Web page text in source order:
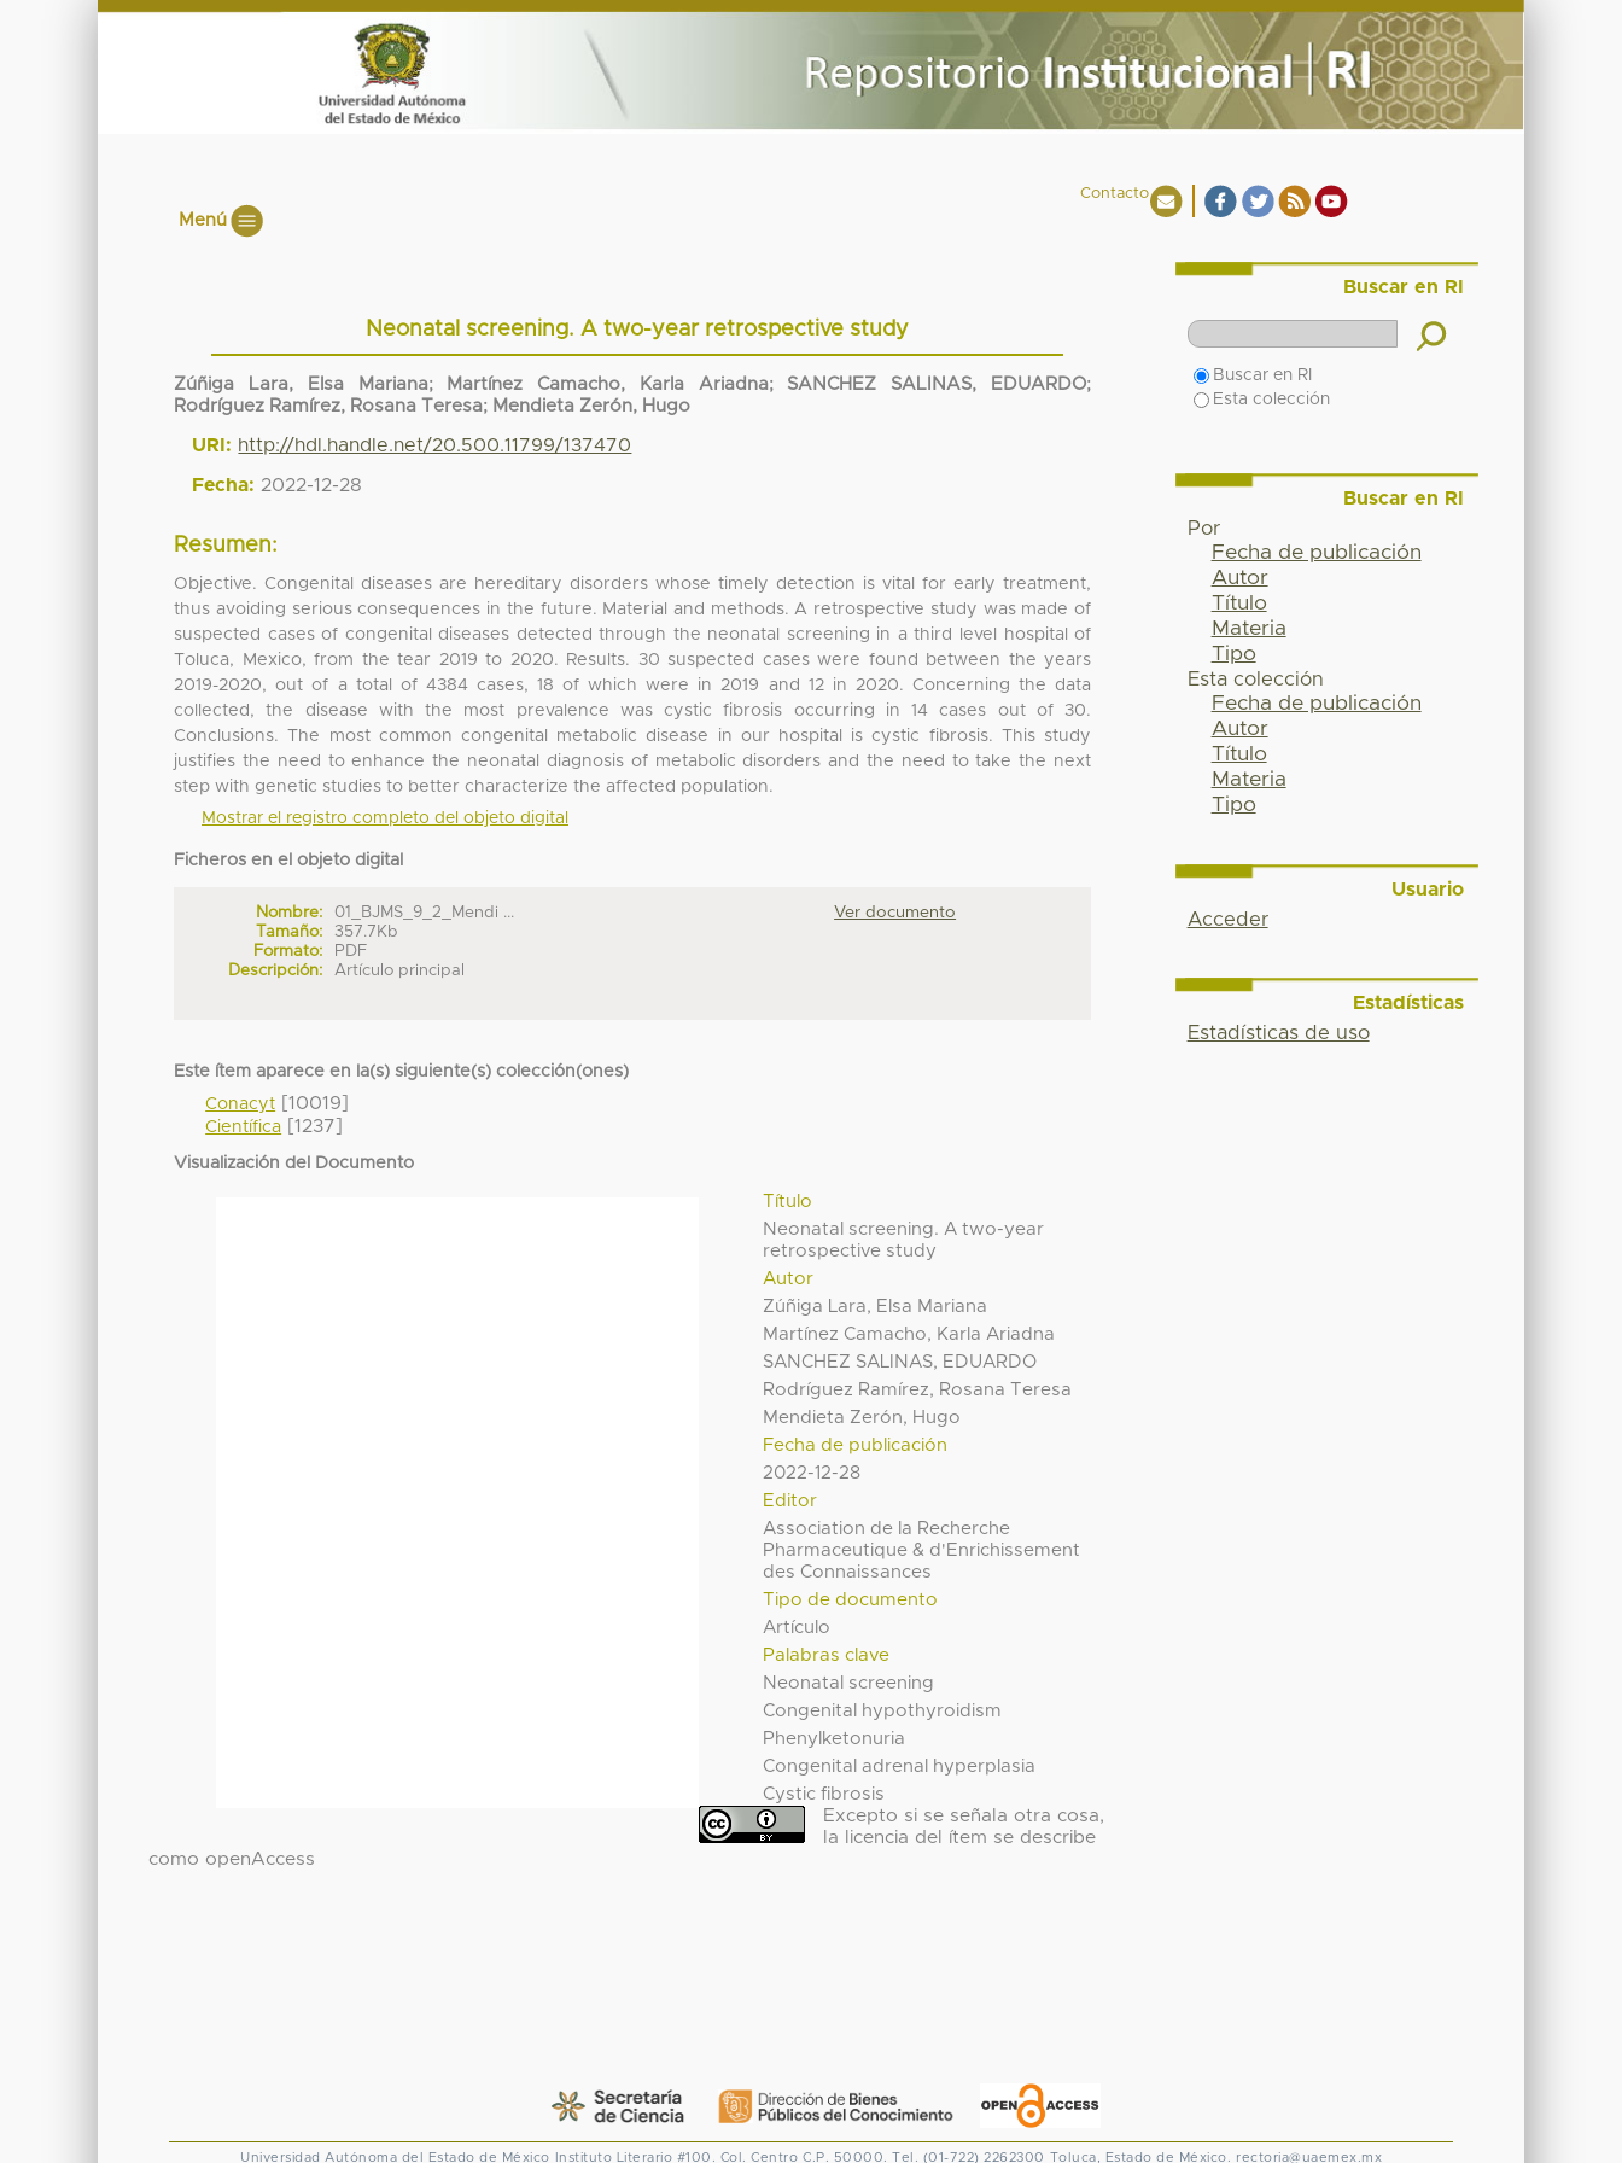
Contacto
Menú
Neonatal screening. A two-year retrospective study
Zúñiga Lara, Elsa Mariana; Martínez Camacho, Karla Ariadna; SANCHEZ SALINAS, EDUARDO;
Rodríguez Ramírez, Rosana Teresa; Mendieta Zerón, Hugo
URI: http://hdl.handle.net/20.500.11799/137470
Fecha: 2022-12-28
Resumen:
Objective. Congenital diseases are hereditary disorders whose timely detection is vital for early treatment,
thus avoiding serious consequences in the future. Material and methods. A retrospective study was made of
suspected cases of congenital diseases detected through the neonatal screening in a third level hospital of
Toluca, Mexico, from the tear 2019 to 2020. Results. 30 suspected cases were found between the years
2019-2020, out of a total of 4384 cases, 18 of which were in 2019 and 12 in 2020. Concerning the data
collected, the disease with the most prevalence was cystic fibrosis occurring in 14 cases out of 30.
Conclusions. The most common congenital metabolic disease in our hospital is cystic fibrosis. This study
justifies the need to enhance the neonatal diagnosis of metabolic disorders and the need to take the next
step with genetic studies to better characterize the affected population.
Mostrar el registro completo del objeto digital
Ficheros en el objeto digital
Nombre:
01_BJMS_9_2_Mendi ...
Tamaño:
357.7Kb
Formato:
PDF
Descripción:
Artículo principal
Ver documento
Este ítem aparece en la(s) siguiente(s) colección(ones)
Conacyt [10019]
Científica [1237]
Visualización del Documento
Título
Neonatal screening. A two-year
retrospective study
Autor
Zúñiga Lara, Elsa Mariana
Martínez Camacho, Karla Ariadna
SANCHEZ SALINAS, EDUARDO
Rodríguez Ramírez, Rosana Teresa
Mendieta Zerón, Hugo
Fecha de publicación
2022-12-28
Editor
Association de la Recherche
Pharmaceutique & d'Enrichissement
des Connaissances
Tipo de documento
Artículo
Palabras clave
Neonatal screening
Congenital hypothyroidism
Phenylketonuria
Congenital adrenal hyperplasia
Cystic fibrosis
Excepto si se señala otra cosa,
la licencia del ítem se describe
como openAccess
Buscar en RI
Buscar en RI
Esta colección
Buscar en RI
Por
Fecha de publicación
Autor
Título
Materia
Tipo
Esta colección
Fecha de publicación
Autor
Título
Materia
Tipo
Usuario
Acceder
Estadísticas
Estadísticas de uso
Universidad Autónoma del Estado de México Instituto Literario #100. Col. Centro C.P. 50000. Tel. (01-722) 2262300 Toluca, Estado de México. rectoria@uaemex.mx